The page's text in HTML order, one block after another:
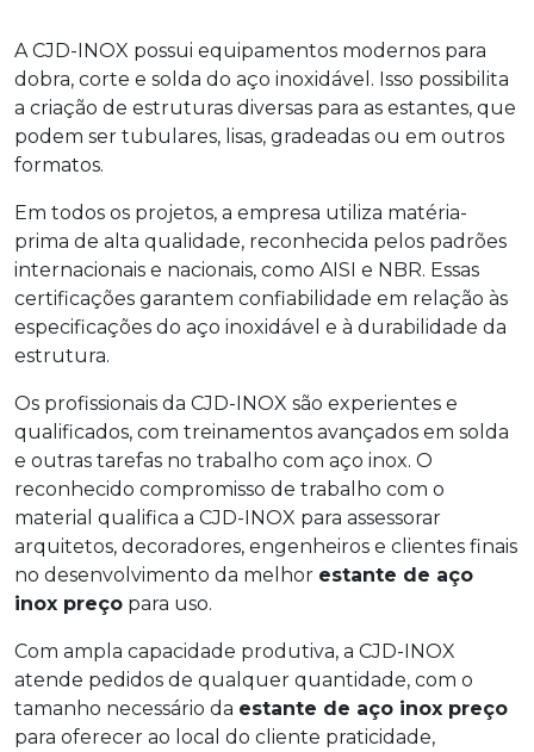
A CJD-INOX possui equipamentos modernos para
dobra, corte e solda do aço inoxidável. Isso possibilita
a criação de estruturas diversas para as estantes, que
podem ser tubulares, lisas, gradeadas ou em outros
formatos.
Em todos os projetos, a empresa utiliza matéria-
prima de alta qualidade, reconhecida pelos padrões
internacionais e nacionais, como AISI e NBR. Essas
certificações garantem confiabilidade em relação às
especificações do aço inoxidável e à durabilidade da
estrutura.
Os profissionais da CJD-INOX são experientes e
qualificados, com treinamentos avançados em solda
e outras tarefas no trabalho com aço inox. O
reconhecido compromisso de trabalho com o
material qualifica a CJD-INOX para assessorar
arquitetos, decoradores, engenheiros e clientes finais
no desenvolvimento da melhor estante de aço
inox preço para uso.
Com ampla capacidade produtiva, a CJD-INOX
atende pedidos de qualquer quantidade, com o
tamanho necessário da estante de aço inox preço
para oferecer ao local do cliente praticidade,